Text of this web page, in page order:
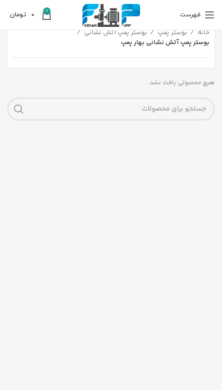
فهرست 0
0 تومان
خانه بوستر پمپ
بوستر پمپ آتش نشانی
بوستر پمپ آتش نشانی بهار پمپ
هیچ محصولی یافت نشد.